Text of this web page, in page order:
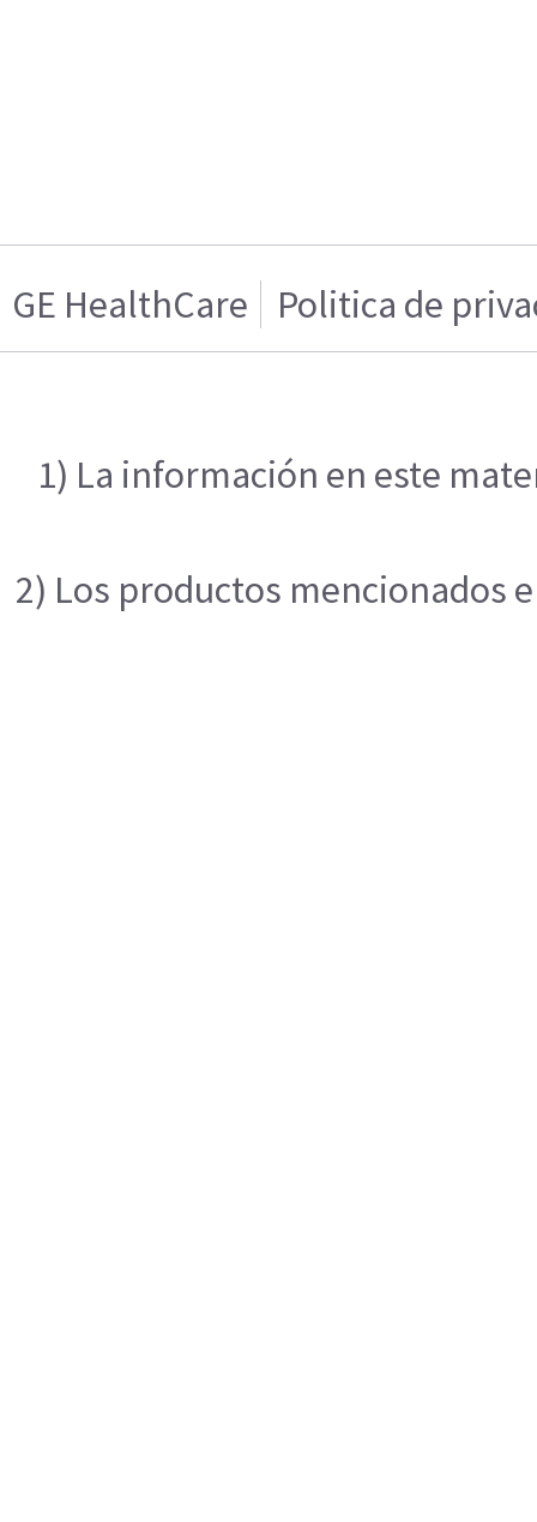
GE HealthCare Politica de
1) La información en este
2) Los productos mencionados